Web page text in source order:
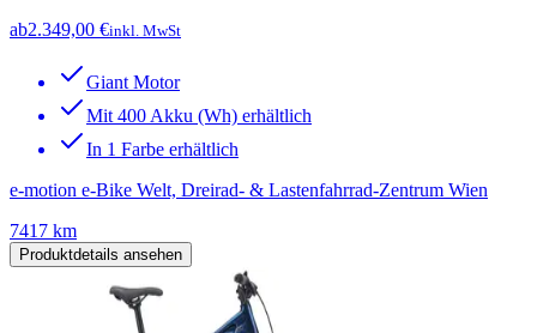
ab2.349,00 €inkl. MwSt
Giant Motor
Mit 400 Akku (Wh) erhältlich
In 1 Farbe erhältlich
e-motion e-Bike Welt, Dreirad- & Lastenfahrrad-Zentrum Wien
7417 km
Produktdetails ansehen